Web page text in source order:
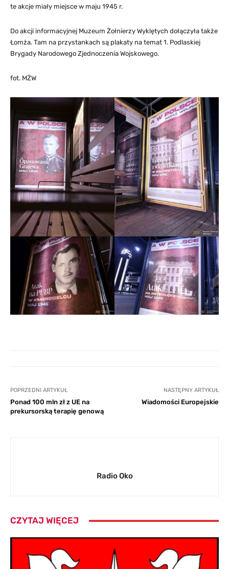
te akcje miały miejsce w maju 1945 r.
Do akcji informacyjnej Muzeum Żołnierzy Wyklętych dołączyła także
Łomża. Tam na przystankach są plakaty na temat 1. Podlaskiej
Brygady Narodowego Zjednoczenia Wojskowego.
fot. MŻW
POPRZEDNI ARTYKUŁ
Ponad 100 mln zł z UE na
prekursorską terapię genową
NASTĘPNY ARTYKUŁ
Wiadomości Europejskie
Radio Oko
CZYTAJ WIĘCEJ